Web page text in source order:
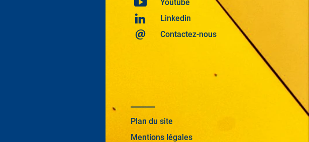
Youtube
Linkedin
Contactez-nous
Plan du site
Mentions légales